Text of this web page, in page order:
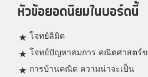
หัวข้อยอดนิยมในบอร์ดนี้
โจทย์ลิมิต
โจทย์ปัญหาสมการ คณิตศาสตร์ข
การบ้านคณิต ความน่าจะเป็น